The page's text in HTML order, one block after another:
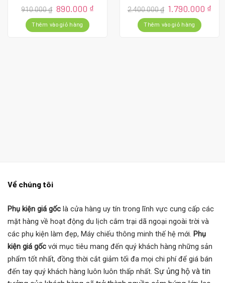
910.000₫ Giá
gốc
là:
910.000 ₫.
890.000 ₫Giá
Thêm vào giỏ hàng
2.400.000₫ Giá
gốc
là:
2.400.000 ₫.
1.790.000 ₫
Thêm vào giỏ hàng
Về chúng tôi
Phụ kiện giá gốc là cửa hàng uy tín trong lĩnh vực cung cấp các
mặt hàng về hoạt động du lịch cắm trại dã ngoại ngoài trời và
các phụ kiện làm đẹp, Máy chiếu thông minh thế hệ mới. Phụ
kiện giá gốc với mục tiêu mang đến quý khách hàng những sản
phẩm tốt nhất, đồng thời cắt giảm tối đa mọi chi phí để giá bán
đến tay quý khách hàng luôn luôn thấp nhất. Sự ủng hộ và tin